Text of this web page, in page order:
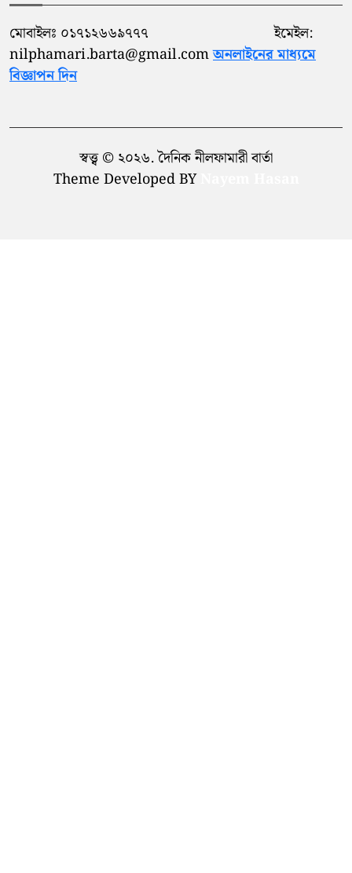
মোবাইলঃ ০১৭১২৬৬৯৭৭৭ ইমেইল:
nilphamari.barta@gmail.comঅনলাইনের মাধ্যমে
বিজ্ঞাপন দিন
স্বত্ত্ব © ২০২৬. দৈনিক নীলফামারী বার্তা
Theme Developed BY